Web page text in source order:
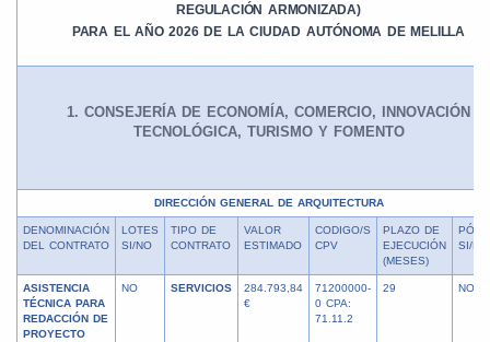
REGULACIÓN ARMONIZADA)
PARA EL AÑO 2026 DE LA CIUDAD AUTÓNOMA DE MELILLA
1. CONSEJERÍA DE ECONOMÍA, COMERCIO, INNOVACIÓN
TECNOLÓGICA, TURISMO Y FOMENTO
DIRECCIÓN GENERAL DE ARQUITECTURA
DENOMINACIÓN
DEL CONTRATO
LOTES
SI/NO
TIPO DE
CONTRATO
VALOR
ESTIMADO
CODIGO/S
CPV
PLAZO DE
EJECUCIÓN
(MESES)
SI/NO
ASISTENCIA
TÉCNICA PARA
REDACCIÓN DE
PROYECTO
NO SERVICIOS
284.793,84
€
71200000-
0 CPA:
71.11.2
29 NO